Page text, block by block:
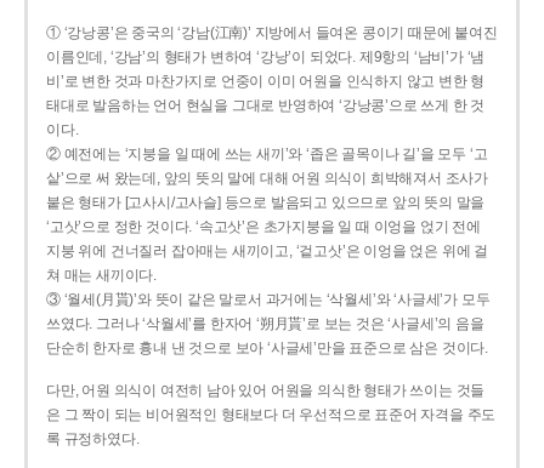
① ‘강낭콩’은 중국의 ‘강남(江南)’ 지방에서 들여온 콩이기 때문에 붙여진
이름인데, ‘강남’의 형태가 변하여 ‘강낭’이 되었다. 제9항의 ‘남비’가 ‘냄
비’로 변한 것과 마찬가지로 언중이 이미 어원을 인식하지 않고 변한 형
태대로 발음하는 언어 현실을 그대로 반영하여 ‘강낭콩’으로 쓰게 한 것
이다.
② 예전에는 ‘지붕을 일 때에 쓰는 새끼’와 ‘좁은 골목이나 길’을 모두 ‘고
샅’으로 써 왔는데, 앞의 뜻의 말에 대해 어원 의식이 희박해져서 조사가
붙은 형태가 [고사시/고사슬] 등으로 발음되고 있으므로 앞의 뜻의 말을
‘고삿’으로 정한 것이다. ‘속고삿’은 초가지붕을 일 때 이엉을 얹기 전에
지붕 위에 건너질러 잡아매는 새끼이고, ‘겉고삿’은 이엉을 얹은 위에 걸
쳐 매는 새끼이다.
③ ‘월세(月貰)’와 뜻이 같은 말로서 과거에는 ‘삭월세’와 ‘사글세’가 모두
쓰였다. 그러나 ‘삭월세’를 한자어 ‘朔月貰’로 보는 것은 ‘사글세’의 음을
단순히 한자로 흉내 낸 것으로 보아 ‘사글세’만을 표준으로 삼은 것이다.
다만, 어원 의식이 여전히 남아 있어 어원을 의식한 형태가 쓰이는 것들
은 그 짝이 되는 비어원적인 형태보다 더 우선적으로 표준어 자격을 주도
록 규정하였다.